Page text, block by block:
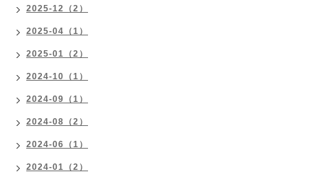
2025-12（2）
2025-04（1）
2025-01（2）
2024-10（1）
2024-09（1）
2024-08（2）
2024-06（1）
2024-01（2）